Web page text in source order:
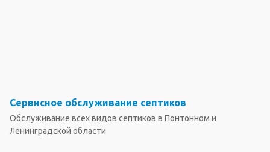
Сервисное обслуживание септиков
Обслуживание всех видов септиков в Понтонном и
Ленинградской области